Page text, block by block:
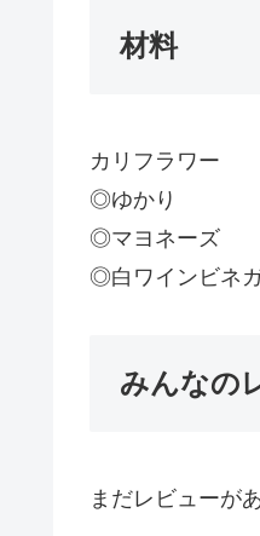
材料
カリフラワー
◎ゆかり
◎マヨネーズ
◎白ワインビネガ
みんなの
まだレビューが